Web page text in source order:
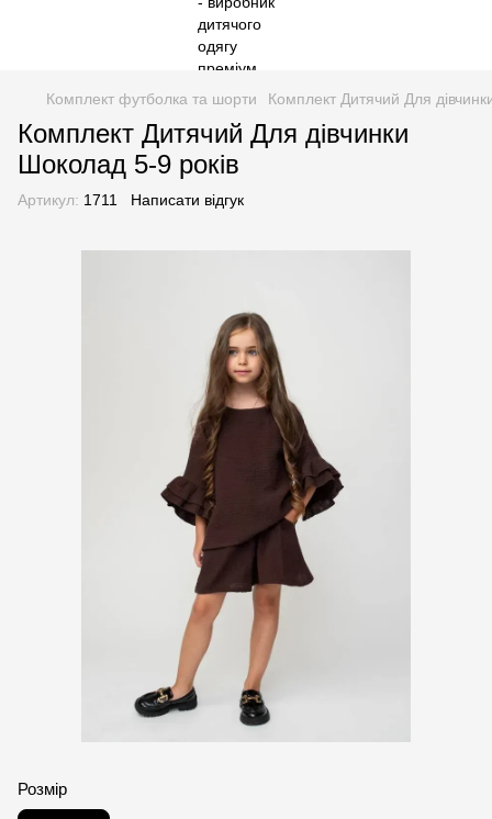
Комплект футболка та шорти Комплект Дитячий Для
Комплект Дитячий Для дівчинки
Шоколад 5-9 років
Артикул: 1711 Написати відгук
Розмір